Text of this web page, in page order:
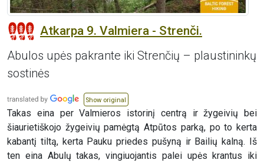
Atkarpa 9. Valmiera - Strenči.
Abulos upės pakrante iki Strenčių – plaustininkų
sostinės
Show original
Takas eina per Valmieros istorinį centrą ir žygeivių bei
šiaurietiškojo žygeivių pamėgtą Atpūtos parką, po to kerta
kabantį tiltą, kerta Pauku priedes pušyną ir Bailių kalną. Iš
ten eina Abulų takas, vingiuojantis palei upės krantus iki